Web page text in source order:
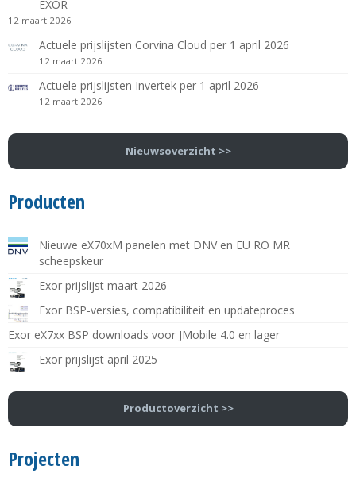
EXOR
12 maart 2026
Actuele prijslijsten Corvina Cloud per 1 april 2026
12 maart 2026
Actuele prijslijsten Invertek per 1 april 2026
12 maart 2026
Nieuwsoverzicht >>
Producten
Nieuwe eX70xM panelen met DNV en EU RO MR
scheepskeur
Exor prijslijst maart 2026
Exor BSP-versies, compatibiliteit en updateproces
Exor eX7xx BSP downloads voor JMobile 4.0 en lager
Exor prijslijst april 2025
Productoverzicht >>
Projecten